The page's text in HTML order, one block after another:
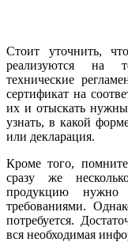
Стоит уточнить,
реализуются на
технические
сертификат на
их и отыскать
узнать, в какой
или декларация.
Кроме того,
сразу же
продукцию нужно
требованиями.
потребуется.
вся необходимая